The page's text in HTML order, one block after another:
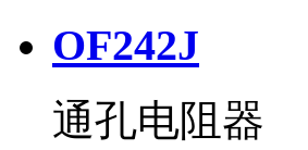
OF242J
通孔电阻器